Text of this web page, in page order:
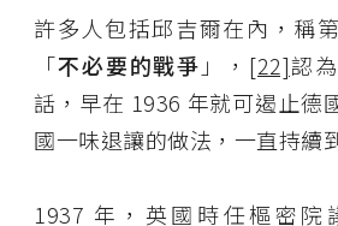
許多人包括邱吉爾在內，稱
「不必要的戰爭 」， [22]認
話，早在 1936 年就可遏止德
國一味退讓的做法，一直持續
1937 年，英國時任樞密院